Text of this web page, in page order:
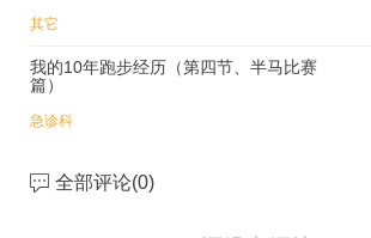
其它
我的10年跑步经历（第四节、半马比赛
篇）
急诊科
全部评论(0)